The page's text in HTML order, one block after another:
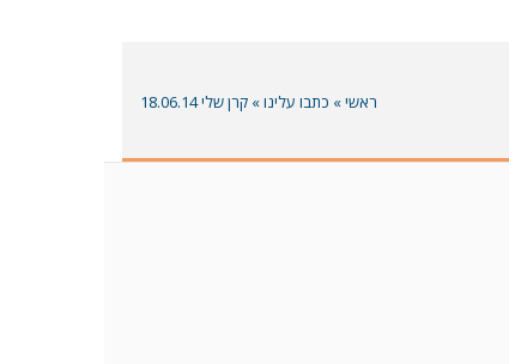
ראשי» כתבו עלינו» קרן שלי 18.06.14